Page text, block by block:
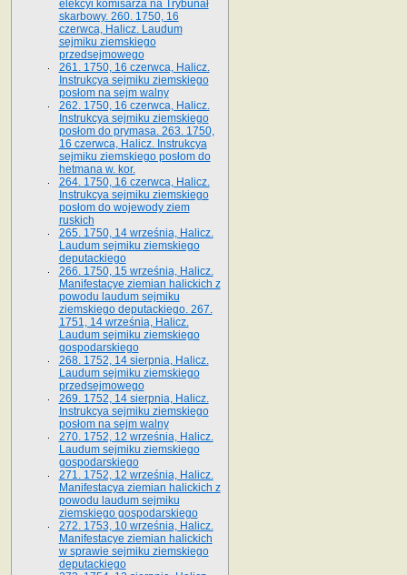
elekcyi komisarza na Trybunał
skarbowy. 260. 1750, 16
czerwca, Halicz. Laudum
sejmiku ziemskiego
przedsejmowego
261. 1750, 16 czerwca, Halicz.
Instrukcya sejmiku ziemskiego
posłom na sejm walny
262. 1750, 16 czerwca, Halicz.
Instrukcya sejmiku ziemskiego
posłom do prymasa. 263. 1750,
16 czerwca, Halicz. Instrukcya
sejmiku ziemskiego posłom do
hetmana w. kor.
264. 1750, 16 czerwca, Halicz.
Instrukcya sejmiku ziemskiego
posłom do wojewody ziem
ruskich
265. 1750, 14 września, Halicz.
Laudum sejmiku ziemskiego
deputackiego
266. 1750, 15 września, Halicz.
Manifestacye ziemian halickich z
powodu laudum sejmiku
ziemskiego deputackiego. 267.
1751, 14 września, Halicz.
Laudum sejmiku ziemskiego
gospodarskiego
268. 1752, 14 sierpnia, Halicz.
Laudum sejmiku ziemskiego
przedsejmowego
269. 1752, 14 sierpnia, Halicz.
Instrukcya sejmiku ziemskiego
posłom na sejm walny
270. 1752, 12 września, Halicz.
Laudum sejmiku ziemskiego
gospodarskiego
271. 1752, 12 września, Halicz.
Manifestacya ziemian halickich z
powodu laudum sejmiku
ziemskiego gospodarskiego
272. 1753, 10 września, Halicz.
Manifestacye ziemian halickich
w sprawie sejmiku ziemskiego
deputackiego